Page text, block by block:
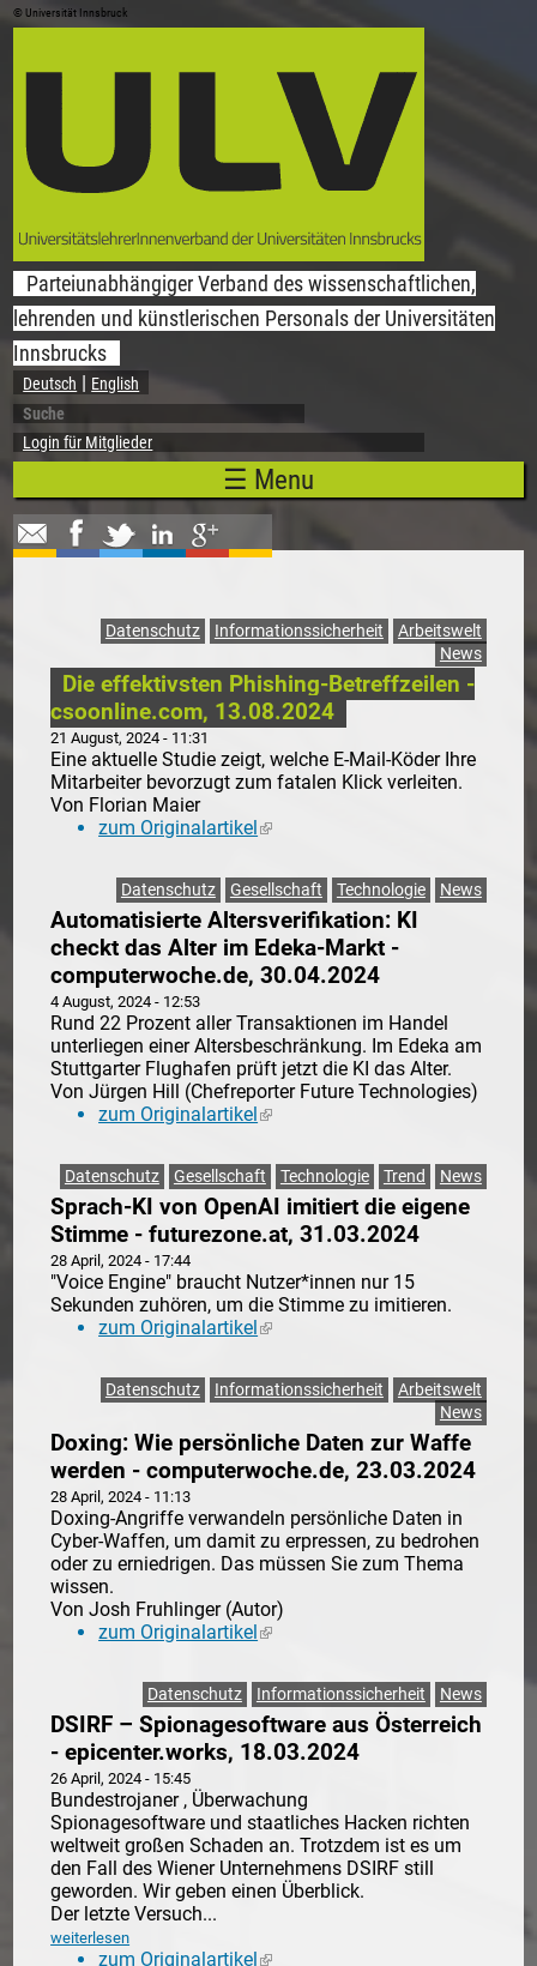
Direkt zum Inhalt
© Universität Innsbruck
Parteiunabhängiger Verband des wissenschaftlichen,
lehrenden und künstlerischen Personals der Universitäten
Innsbrucks
Deutsch English
Suchformular
Suche
Login für Mitglieder
☰ Menu
Datenschutz Informationssicherheit
Arbeitswelt
News
Die effektivsten Phishing-Betreffzeilen -
csoonline.com, 13.08.2024
21 August, 2024 - 11:31
Eine aktuelle Studie zeigt, welche E-Mail-Köder Ihre
Mitarbeiter bevorzugt zum fatalen Klick verleiten.
Von Florian Maier
zum Originalartikel(link is external)
Datenschutz Gesellschaft Technologie News
Automatisierte Altersverifikation: KI
checkt das Alter im Edeka-Markt -
computerwoche.de, 30.04.2024
4 August, 2024 - 12:53
Rund 22 Prozent aller Transaktionen im Handel
unterliegen einer Altersbeschränkung. Im Edeka am
Stuttgarter Flughafen prüft jetzt die KI das Alter.
Von Jürgen Hill (Chefreporter Future Technologies)
zum Originalartikel(link is external)
Datenschutz Gesellschaft Technologie Trend News
Sprach-KI von OpenAI imitiert die eigene
Stimme - futurezone.at, 31.03.2024
28 April, 2024 - 17:44
"Voice Engine" braucht Nutzer*innen nur 15
Sekunden zuhören, um die Stimme zu imitieren.
zum Originalartikel(link is external)
Datenschutz Informationssicherheit
Arbeitswelt
News
Doxing: Wie persönliche Daten zur Waffe
werden - computerwoche.de, 23.03.2024
28 April, 2024 - 11:13
Doxing-Angriffe verwandeln persönliche Daten in
Cyber-Waffen, um damit zu erpressen, zu bedrohen
oder zu erniedrigen. Das müssen Sie zum Thema
wissen.
Von Josh Fruhlinger (Autor)
zum Originalartikel(link is external)
Datenschutz Informationssicherheit News
DSIRF – Spionagesoftware aus Österreich
- epicenter.works, 18.03.2024
26 April, 2024 - 15:45
Bundestrojaner , Überwachung
Spionagesoftware und staatliches Hacken richten
weltweit großen Schaden an. Trotzdem ist es um
den Fall des Wiener Unternehmens DSIRF still
geworden. Wir geben einen Überblick.
Der letzte Versuch...
weiterlesen
zum Originalartikel(link is external)